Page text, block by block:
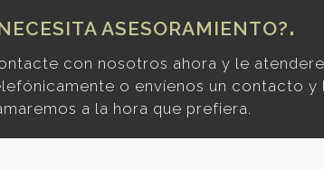
ASESORAMIENTO?
con nosotros ahora y le
o envíenos un contacto y
a la hora que prefiera.